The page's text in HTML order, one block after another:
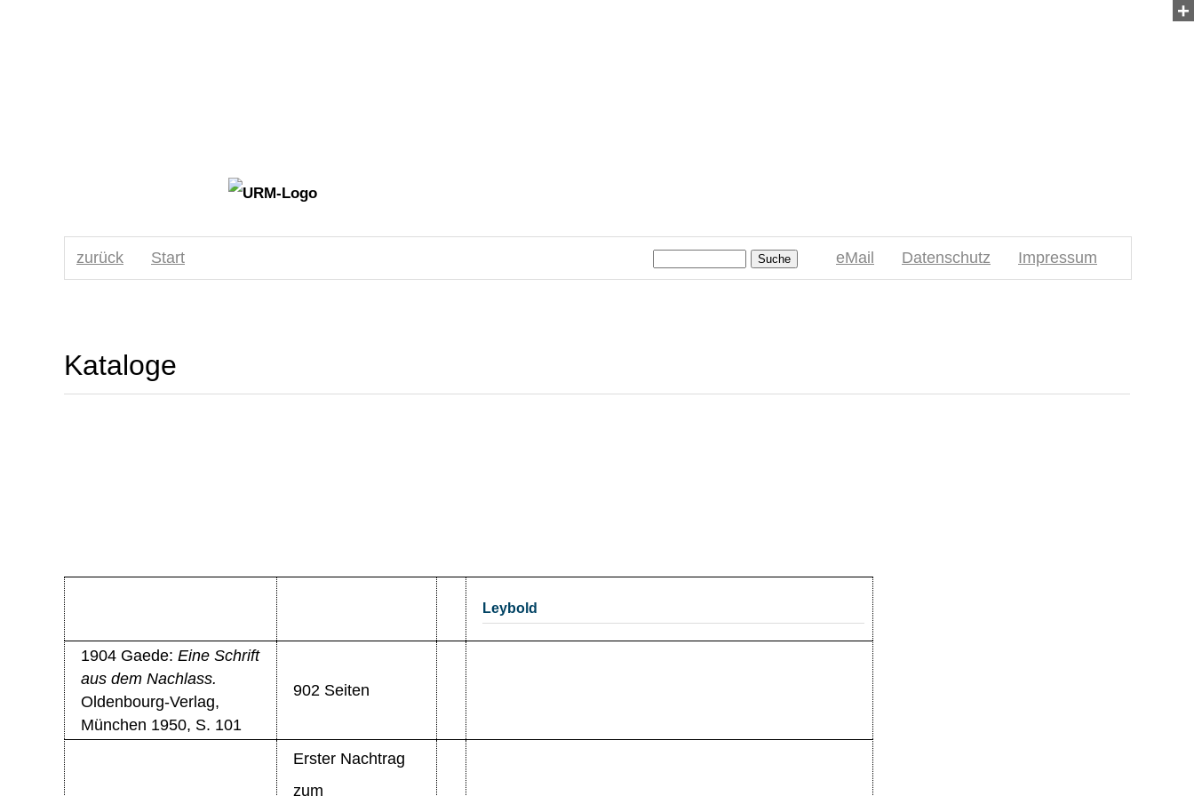
+
eMail Datenschutz Impressum
zurück Start
Kataloge
Leybold
1904 Gaede: Eine Schrift
aus dem Nachlass.
Oldenbourg-Verlag,
München 1950, S. 101
902 Seiten
Erster Nachtrag
zum